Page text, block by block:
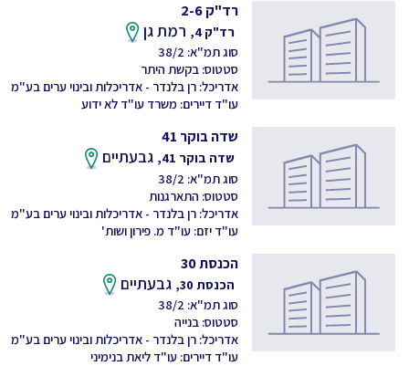
רד"ק 2-6
רד"ק 4, רמת גן
סוג תמ"א: 38/2
סטטוס: בקשת היתר
אדריכל: רן בלנדר - אדריכלות ובינוי ערים בע"מ
עו"ד דיירים: משרד עו"ד לא ידוע
שדה בוקר 41
שדה בוקר 41, גבעתיים
סוג תמ"א: 38/2
סטטוס: התארגנות
אדריכל: רן בלנדר - אדריכלות ובינוי ערים בע"מ
עו"ד יזם: עו"ד מ. פירון ושות'
הכנסת 30
הכנסת 30, גבעתיים
סוג תמ"א: 38/2
סטטוס: בנייה
אדריכל: רן בלנדר - אדריכלות ובינוי ערים בע"מ
עו"ד דיירים: עו"ד ליאת בנימיני